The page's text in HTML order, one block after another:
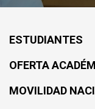
ESTUDIANTES
OFERTA
MOVILIDAD